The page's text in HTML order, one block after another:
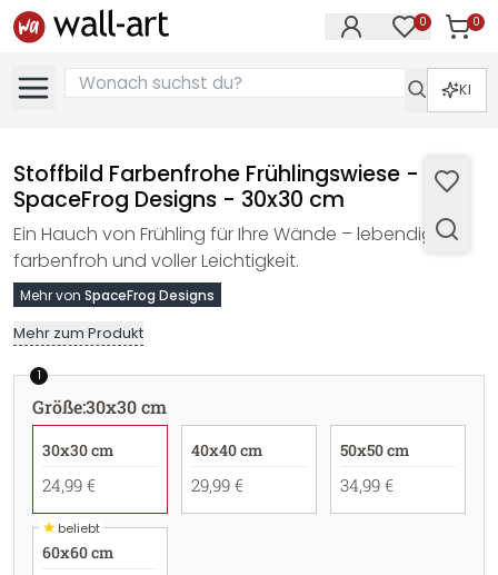
0 0
KI
Stoffbild Farbenfrohe Frühlingswiese -
SpaceFrog Designs - 30x30 cm
Ein Hauch von Frühling für Ihre Wände – lebendig,
farbenfroh und voller Leichtigkeit.
Mehr von SpaceFrog Designs
Mehr zum Produkt
1
Größe:30x30 cm
30x30 cm
24,99 €
40x40 cm
29,99 €
50x50 cm
34,99 €
★beliebt
60x60 cm